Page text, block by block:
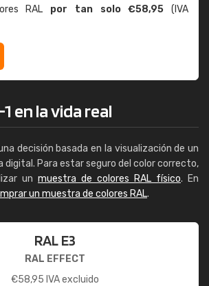
RAL por tan solo €58,95 (IVA
en la vida real
decisión basada en la visualización de un
digital. Para estar seguro del color correcto,
un muestra de colores RAL físico. En
un muestra de colores RAL.
RAL E3
RAL EFFECT
€58,95 IVA excluido